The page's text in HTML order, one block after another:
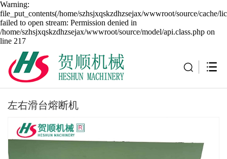
Warning:
file_put_contents(/home/szhsjxqskzdhzsejax/wwwroot/source/cache/
failed to open stream: Permission denied in
/home/szhsjxqskzdhzsejax/wwwroot/source/model/api.class.php on
line 217
左右滑台熔断机